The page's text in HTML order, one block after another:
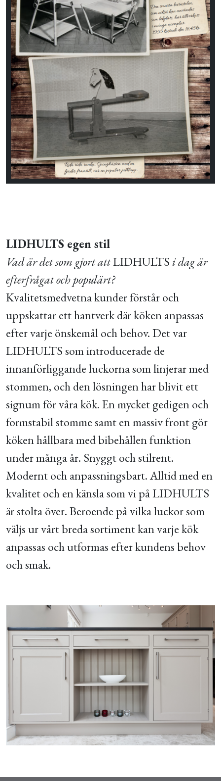
LIDHULTS egen stil
Vad är det som gjort attLIDHULTSi dag är
efterfrågat och populärt?
Kvalitetsmedvetna kunder förstår och
uppskattar ett hantverk där köken anpassas
efter varje önskemål och behov. Det var
LIDHULTS som introducerade de
innanförliggande luckorna som linjerar med
stommen, och den lösningen har blivit ett
signum för våra kök. En mycket gedigen och
formstabil stomme samt en massiv front gör
köken hållbara med bibehållen funktion
under många år. Snyggt och stilrent.
Modernt och anpassningsbart. Alltid med en
kvalitet och en känsla som vi på LIDHULTS
är stolta över. Beroende på vilka luckor som
väljs ur vårt breda sortiment kan varje kök
anpassas och utformas efter kundens behov
och smak.